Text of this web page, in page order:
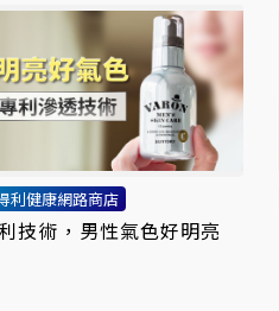
利健康網路商店
技術，男性氣色好明亮